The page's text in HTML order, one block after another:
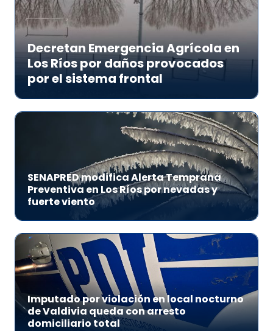
Decretan Emergencia Agrícola en
Los Ríos por daños provocados
por el sistema frontal
SENAPRED modifica Alerta Temprana
Preventiva en Los Ríos por nevadas y
fuerte viento
Imputado por violación en local nocturno
de Valdivia queda con arresto
domiciliario total